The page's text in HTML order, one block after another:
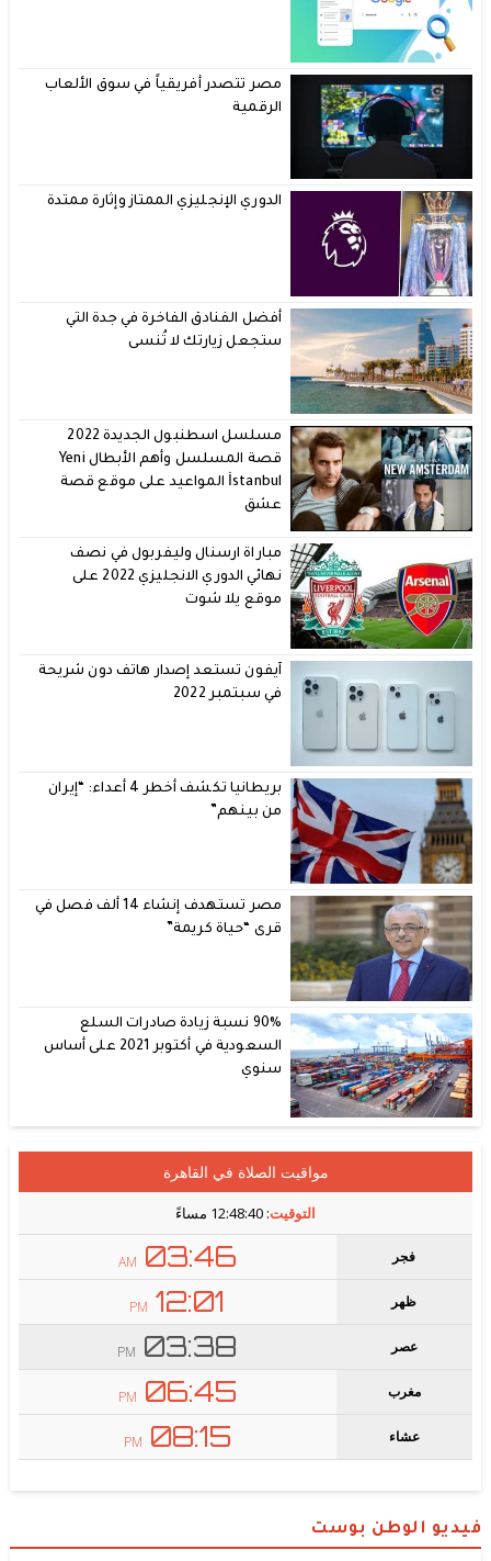
مصر تتصدر أفريقياً في سوق الألعاب
الرقمية
الدوري الإنجليزي الممتاز وإثارة ممتدة
أفضل الفنادق الفاخرة في جدة التي
ستجعل زيارتك لا تُنسى
مسلسل اسطنبول الجديدة 2022
قصة المسلسل وأهم الأبطال Yeni
İstanbul المواعيد على موقع قصة
عشق
مباراة ارسنال وليفربول في نصف
نهائي الدوري الانجليزي 2022 على
موقع يلا شوت
آيفون تستعد إصدار هاتف دون شريحة
في سبتمبر 2022
بريطانيا تكشف أخطر 4 أعداء: “إيران
من بينهم”
مصر تستهدف إنشاء 14 ألف فصل في
قرى “حياة كريمة”
90% نسبة زيادة صادرات السلع
السعودية في أكتوبر 2021 على أساس
سنوي
فيديو الوطن بوست